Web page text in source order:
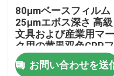
ホーム
80μmベースフィルム
25μmエボス深さ 高級
文具および産業用マー
ク用の黄黒双色CPPフ
ィルム
お問い合わせを送